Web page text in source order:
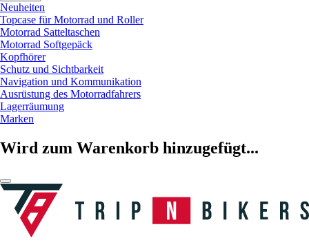
Neuheiten
Topcase für Motorrad und Roller
Motorrad Satteltaschen
Motorrad Softgepäck
Kopfhörer
Schutz und Sichtbarkeit
Navigation und Kommunikation
Ausrüstung des Motorradfahrers
Lagerräumung
Marken
Wird zum Warenkorb hinzugefügt...